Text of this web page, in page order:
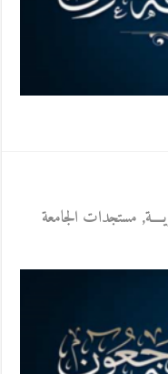
, مستجدات الجامعة